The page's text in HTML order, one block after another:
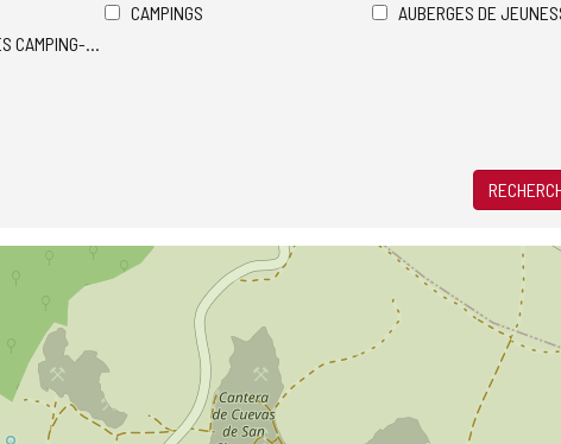
CAMPINGS
AUBERGES DE
CAMPING-CARS